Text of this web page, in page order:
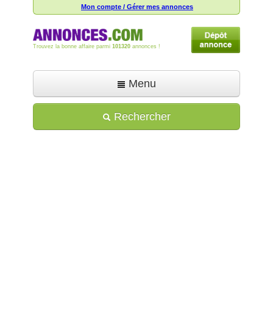
Mon compte / Gérer mes annonces
Trouvez la bonne affaire parmi 101320 annonces !
Menu
Déposer une annonce
Rechercher